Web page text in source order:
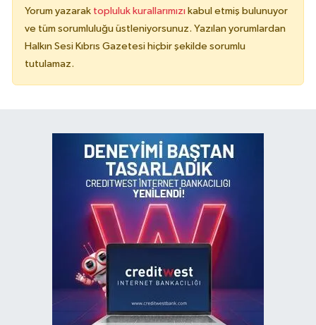
Yorum yazarak topluluk kurallarımızı kabul etmiş bulunuyor
ve tüm sorumluluğu üstleniyorsunuz. Yazılan yorumlardan
Halkın Sesi Kıbrıs Gazetesi hiçbir şekilde sorumlu
tutulamaz.